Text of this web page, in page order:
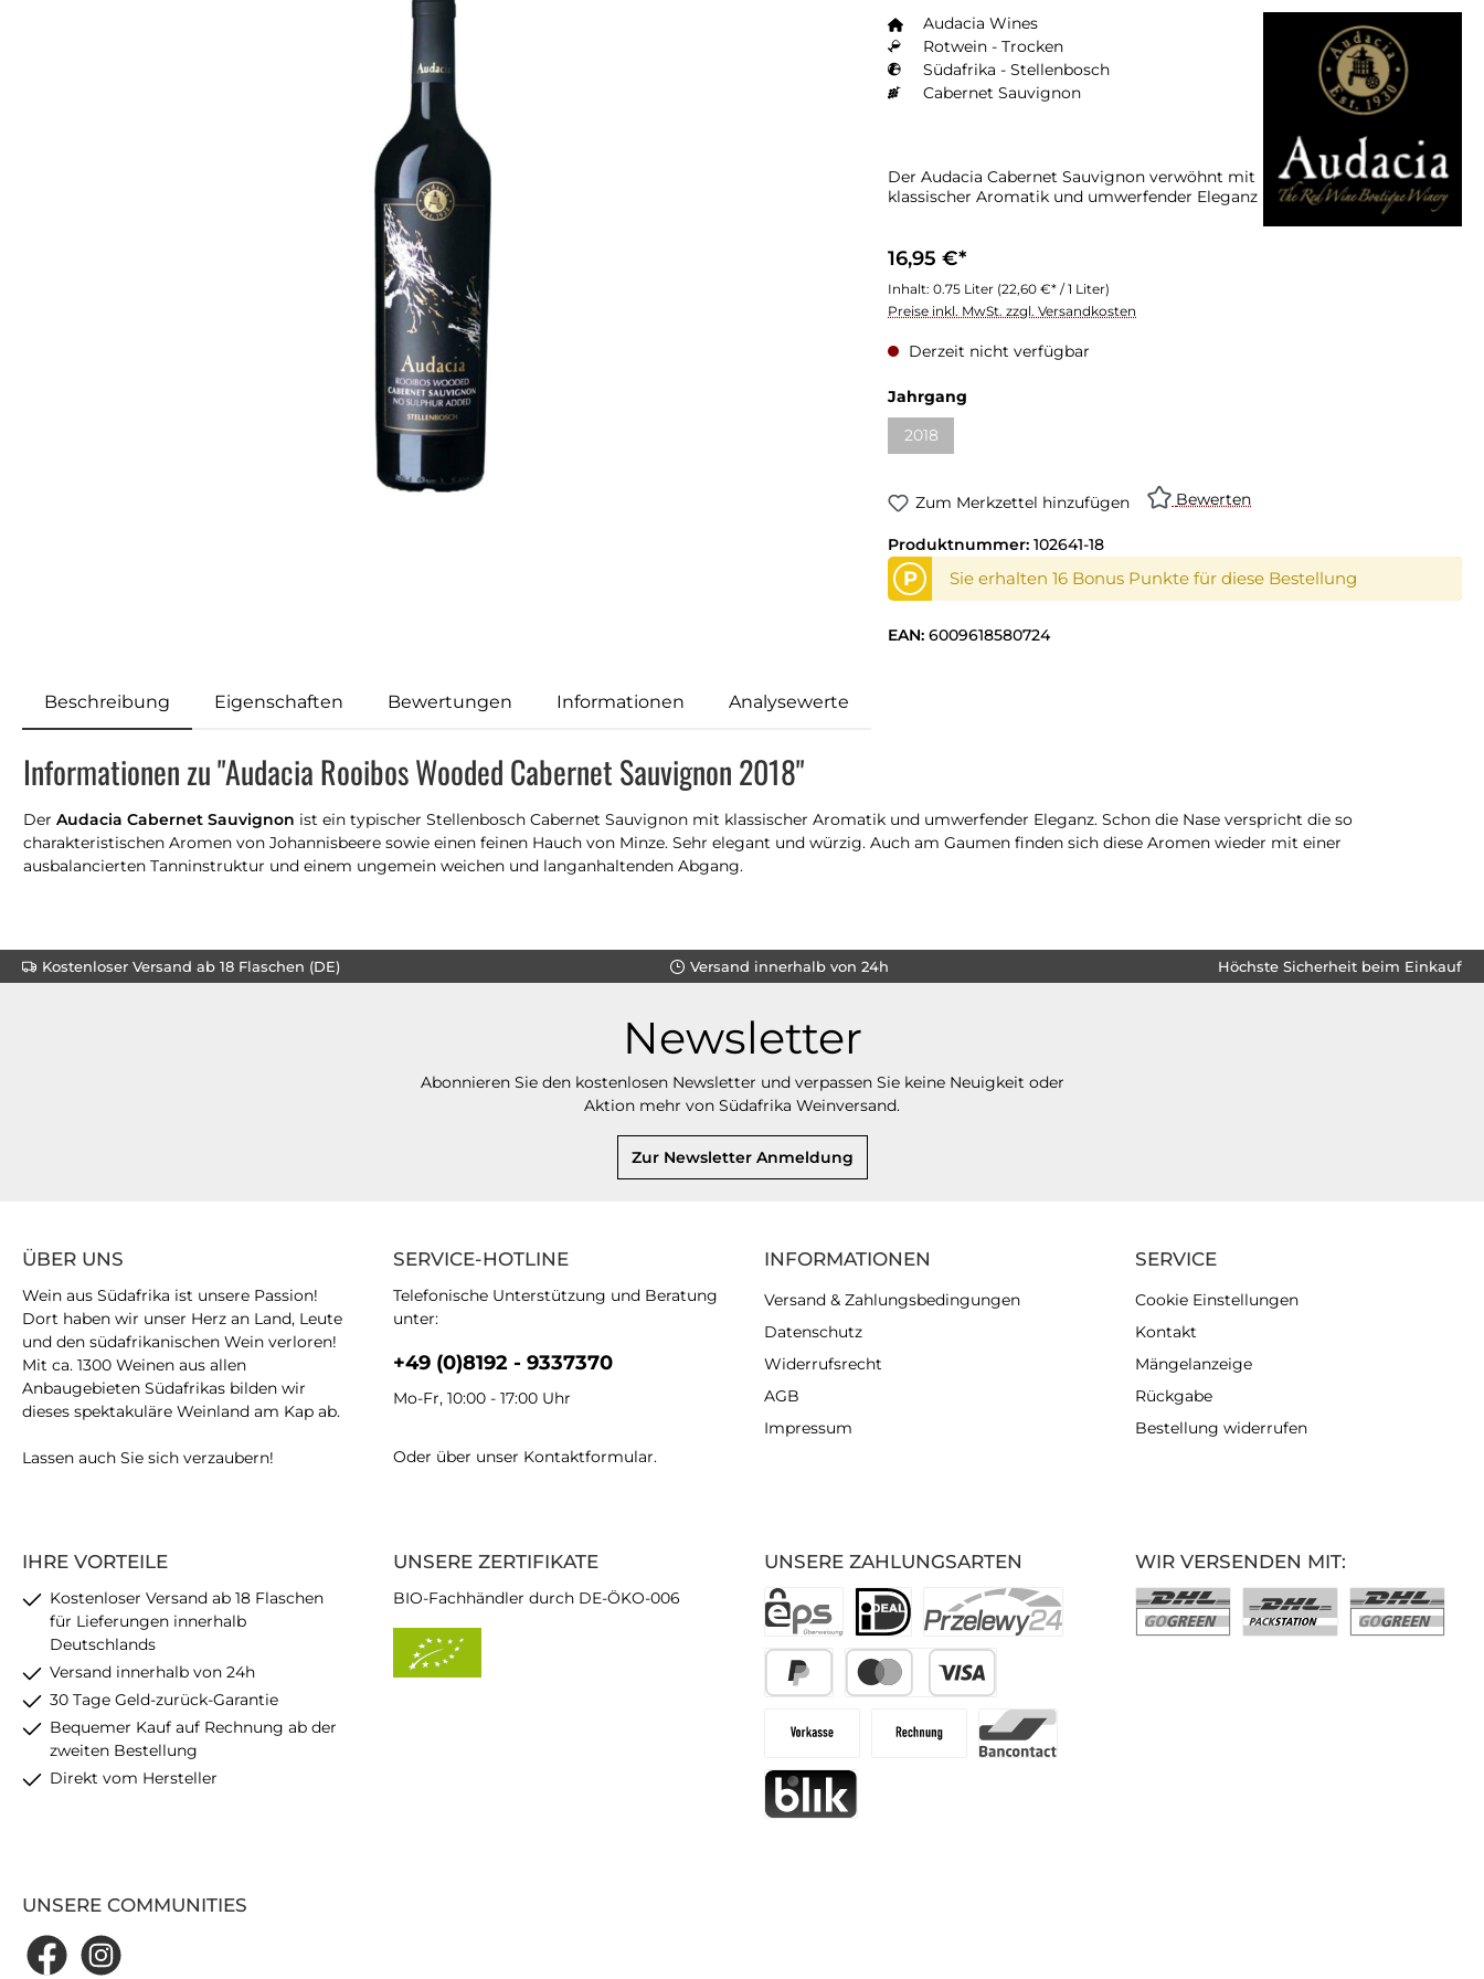
Audacia Wines
Rotwein - Trocken
Südafrika - Stellenbosch
Cabernet Sauvignon
Der Audacia Cabernet Sauvignon verwöhnt mit
klassischer Aromatik und umwerfender Eleganz
16,95 €*
Inhalt: 0.75 Liter (22,60 €* / 1 Liter)
Preise inkl. MwSt. zzgl. Versandkosten
Derzeit nicht verfügbar
Jahrgang
2018
Zum Merkzettel hinzufügen Bewerten
Produktnummer: 102641-18
P Sie erhalten 16 Bonus Punkte für diese Bestellung
EAN: 6009618580724
Beschreibung Eigenschaften Bewertungen Informationen Analysewerte
Informationen zu "Audacia Rooibos Wooded Cabernet Sauvignon 2018"
Der Audacia Cabernet Sauvignon ist ein typischer Stellenbosch Cabernet Sauvignon mit klassischer Aromatik und umwerfender Eleganz. Schon die Nase verspricht die so
charakteristischen Aromen von Johannisbeere sowie einen feinen Hauch von Minze. Sehr elegant und würzig. Auch am Gaumen finden sich diese Aromen wieder mit einer
ausbalancierten Tanninstruktur und einem ungemein weichen und langanhaltenden Abgang.
Kostenloser Versand ab 18 Flaschen (DE) Versand innerhalb von 24h Höchste Sicherheit beim Einkauf
Newsletter
Abonnieren Sie den kostenlosen Newsletter und verpassen Sie keine Neuigkeit oder
Aktion mehr von Südafrika Weinversand.
Zur Newsletter Anmeldung
SERVICE-HOTLINE
Telefonische Unterstützung und Beratung
unter:
+49 (0)8192 - 9337370
Mo-Fr, 10:00 - 17:00 Uhr
Oder über unser Kontaktformular.
IHRE VORTEILE
Kostenloser Versand ab 18 Flaschen
für Lieferungen innerhalb
Deutschlands
Versand innerhalb von 24h
30 Tage Geld-zurück-Garantie
Bequemer Kauf auf Rechnung ab der
zweiten Bestellung
Direkt vom Hersteller
UNSERE ZAHLUNGSARTEN
ÜBER UNS
Wein aus Südafrika ist unsere Passion!
Dort haben wir unser Herz an Land, Leute
und den südafrikanischen Wein verloren!
Mit ca. 1300 Weinen aus allen
Anbaugebieten Südafrikas bilden wir
dieses spektakuläre Weinland am Kap ab.
Lassen auch Sie sich verzaubern!
UNSERE ZERTIFIKATE
BIO-Fachhändler durch DE-ÖKO-006
INFORMATIONEN
Versand & Zahlungsbedingungen
Datenschutz
Widerrufsrecht
AGB
Impressum
SERVICE
Cookie Einstellungen
Kontakt
Mängelanzeige
Rückgabe
Bestellung widerrufen
UNSERE COMMUNITIES
WIR VERSENDEN MIT: